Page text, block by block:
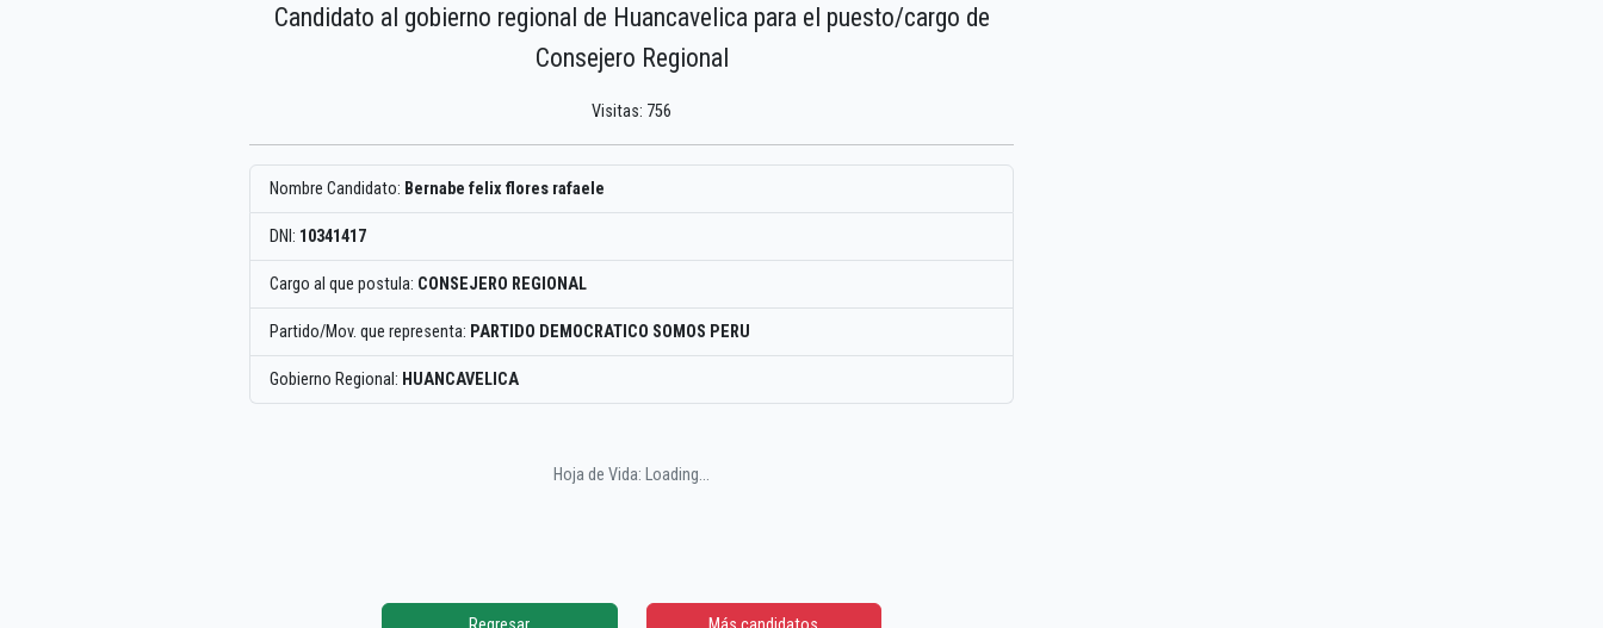
Candidato al gobierno regional de Huancavelica para el puesto/cargo de
Consejero Regional
Visitas: 756
Nombre Candidato: Bernabe felix flores rafaele
DNI: 10341417
Cargo al que postula: CONSEJERO REGIONAL
Partido/Mov. que representa: PARTIDO DEMOCRATICO SOMOS PERU
Gobierno Regional: HUANCAVELICA
Hoja de Vida: Loading...